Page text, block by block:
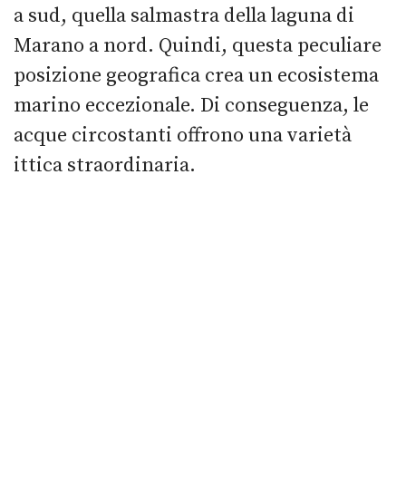
a sud, quella salmastra della laguna di
Marano a nord. Quindi, questa peculiare
posizione geografica crea un ecosistema
marino eccezionale. Di conseguenza, le
acque circostanti offrono una varietà
ittica straordinaria.